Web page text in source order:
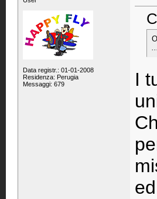
Data registr.: 01-01-2008
Residenza: Perugia
Messaggi: 679
I